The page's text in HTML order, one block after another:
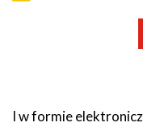
I w formie